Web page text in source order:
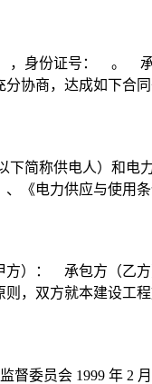
身份证号： 。 承
协商，达成如下合
下简称供电人）和
《电力供应与使用
）： 承包方（乙方
，双方就本建设工
委员会 1999 年 2